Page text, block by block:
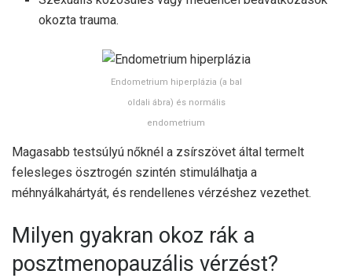
okozta trauma.
Endometrium hiperplázia (a bal
oldali ábra) és normális
endometrium
Magasabb testsúlyú nőknél a zsírszövet által termelt
felesleges ösztrogén szintén stimulálhatja a
méhnyálkahártyát, és rendellenes vérzéshez vezethet.
Milyen gyakran okoz rák a
posztmenopauzális vérzést?